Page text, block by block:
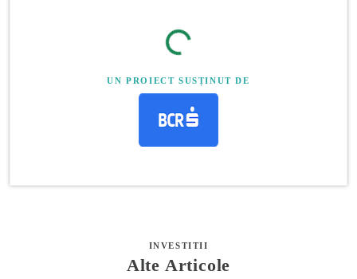
UN PROIECT SUSȚINUT DE
INVESTITII
Alte Articole